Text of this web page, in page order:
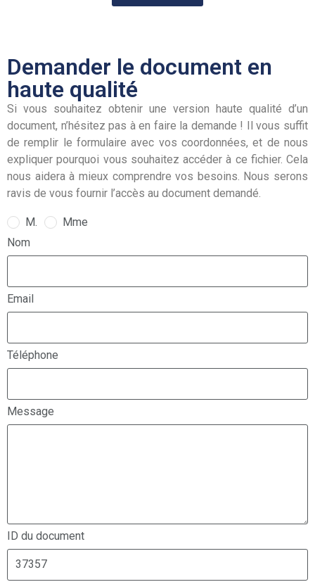
Demander le document en
haute qualité
Si vous souhaitez obtenir une version haute qualité d’un
document, n’hésitez pas à en faire la demande ! Il vous suffit
de remplir le formulaire avec vos coordonnées, et de nous
expliquer pourquoi vous souhaitez accéder à ce fichier. Cela
nous aidera à mieux comprendre vos besoins. Nous serons
ravis de vous fournir l’accès au document demandé.
M.
Mme
Nom
Email
Téléphone
Message
ID du document